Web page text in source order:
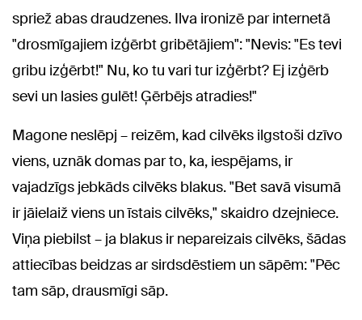
spriež abas draudzenes. Ilva ironizē par internetā
"drosmīgajiem izģērbt gribētājiem": "Nevis: "Es tevi
gribu izģērbt!" Nu, ko tu vari tur izģērbt? Ej izģērb
sevi un lasies gulēt! Ģērbējs atradies!"
Magone neslēpj – reizēm, kad cilvēks ilgstoši dzīvo
viens, uznāk domas par to, ka, iespējams, ir
vajadzīgs jebkāds cilvēks blakus. "Bet savā visumā
ir jāielaiž viens un īstais cilvēks," skaidro dzejniece.
Viņa piebilst – ja blakus ir nepareizais cilvēks, šādas
attiecības beidzas ar sirdsdēstiem un sāpēm: "Pēc
tam sāp, drausmīgi sāp.